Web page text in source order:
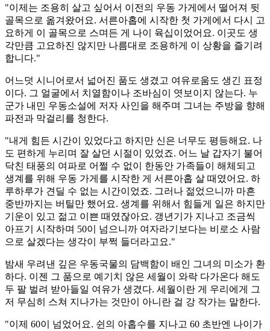
"이제는 조용히 살고 싶어서 이전의 우동 가게에서 떨어져 뒷
골목으로 옮겨왔어요. 서른아홉에 시작한 첫 가게에서 다시 고
요하게 이 골목으로 스며든 게 나이 육십이었어요. 이곳도 생
각만큼 고요하진 않지만 나름대로 조용하게 이 상황을 즐기려
합니다."
어느덧 시니어로서 넓어진 품도 생겼고 여유로움도 생긴 표정
이다. 그 얼굴에서 치열함이나 조바심이 엿보이지 않는다. 누
군가 내민 우동소설에 저자 사인을 해주며 그녀는 주방을 향해
파전과 막걸리를 청한다.
"내게 힘든 시간이 있었다고 하지만 신은 너무도 평등해요. 나
도 편하게 누리며 잘 살던 시절이 있었죠. 어느 날 갑자기 불어
닥친 태풍의 여파로 어쩔 수 없이 한동안 가족들이 해체되고
생계를 위해 우동 가게를 시작한 게 서른아홉 살 때였어요. 하
루하루가 견딜 수 없는 시간이었죠. 그러나 젊었으니까 마흔
중반까지는 버틸만 했어요. 생계를 위해서 힘들게 일은 하지만
기운이 있고 젊고 이쁜 때였잖아요. 갱년기가 지나고 조금씩
아프기 시작하며 50이 넘으니까 여자라기보다는 비로소 사람
으로 살겠다는 생각이 부쩍 들더라고요."
밤새 우려낸 깊은 우동국물의 담백함이 배인 그녀의 미소가 환
하다. 이젠 그 품으로 예기치 않은 세월이 와락 다가온다 해도
두 팔 벌려 받아들일 여유가 생겼다. 세월이란 게 우리에게 그
저 무심히 스쳐 지나가는 것만이 아니란 걸 강 작가는 말한다.
"이제 60이 넘었어요. 쉰의 아홉수를 지나고 60 초반엔 나이가